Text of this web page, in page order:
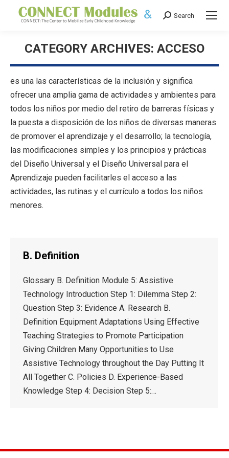
Search:
Search
CATEGORY ARCHIVES: ACCESO
es una las características de la inclusión y significa
ofrecer una amplia gama de actividades y ambientes para
todos los niños por medio del retiro de barreras físicas y
la puesta a disposición de los niños de diversas maneras
de promover el aprendizaje y el desarrollo; la tecnología,
las modificaciones simples y los principios y prácticas
del Diseño Universal y el Diseño Universal para el
Aprendizaje pueden facilitarles el acceso a las
actividades, las rutinas y el currículo a todos los niños
menores.
B. Definition
Glossary B. Definition Module 5: Assistive
Technology Introduction Step 1: Dilemma Step 2:
Question Step 3: Evidence A. Research B.
Definition Equipment Adaptations Using Effective
Teaching Strategies to Promote Participation
Giving Children Many Opportunities to Use
Assistive Technology throughout the Day Putting It
All Together C. Policies D. Experience-Based
Knowledge Step 4: Decision Step 5:…